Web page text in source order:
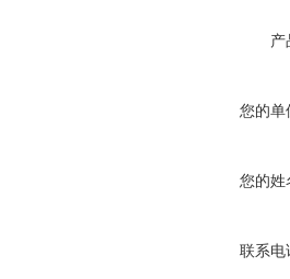
产
您的单
您的姓
联系电